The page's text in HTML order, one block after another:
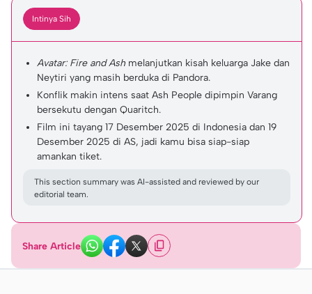
Intinya Sih
Avatar: Fire and Ash melanjutkan kisah keluarga Jake dan
Neytiri yang masih berduka di Pandora.
Konflik makin intens saat Ash People dipimpin Varang
bersekutu dengan Quaritch.
Film ini tayang 17 Desember 2025 di Indonesia dan 19
Desember 2025 di AS, jadi kamu bisa siap-siap
amankan tiket.
This section summary was AI-assisted and reviewed by our
editorial team.
Share Article